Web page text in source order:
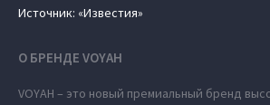
Источник: «Известия»
О БРЕНДЕ VOYAH
VOYAH – это новый премиальный бренд